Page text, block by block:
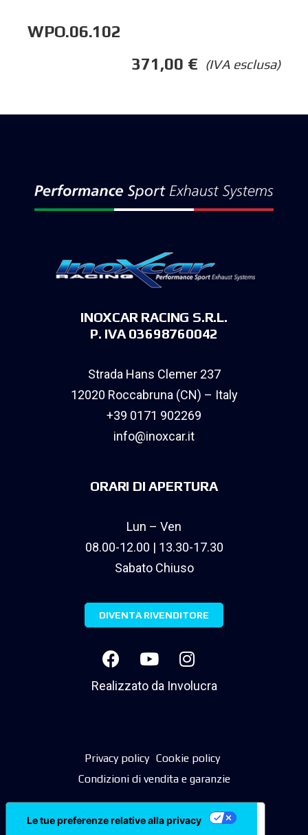
WPO.06.102
(IVA esclusa)
371,00 €
INOXCAR RACING S.R.L.
P. IVA 03698760042
Strada Hans Clemer 237
12020 Roccabruna (CN) – Italy
+39 0171 902269
info@inoxcar.it
ORARI DI APERTURA
Lun – Ven
08.00-12.00 | 13.30-17.30
Sabato Chiuso
DIVENTA RIVENDITORE
Realizzato da Involucra
Privacy policy Cookie policy
Condizioni di vendita e garanzie
Le tue preferenze relative alla privacy